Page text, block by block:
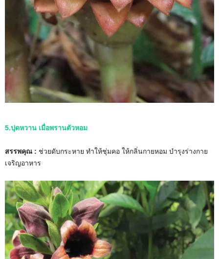
5.ปุดหวาน เมื่อพรานตัวหอม
สรรพคุณ : ช่วยดับกระหาย ทำให้ชุ่มคอ ให้กลิ่นกายหอม บำรุงร่างกาย
เจริญอาหาร